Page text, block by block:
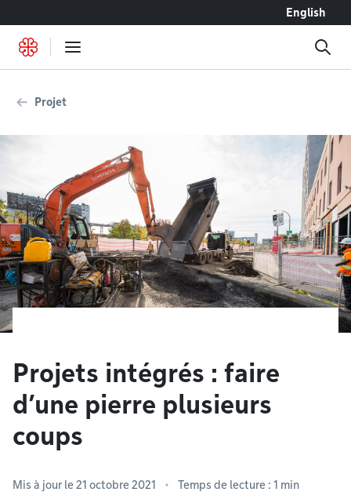
English
Projet
Projets intégrés : faire
d’une pierre plusieurs
coups
Mis à jour le 21 octobre 2021 Temps de lecture : 1 min